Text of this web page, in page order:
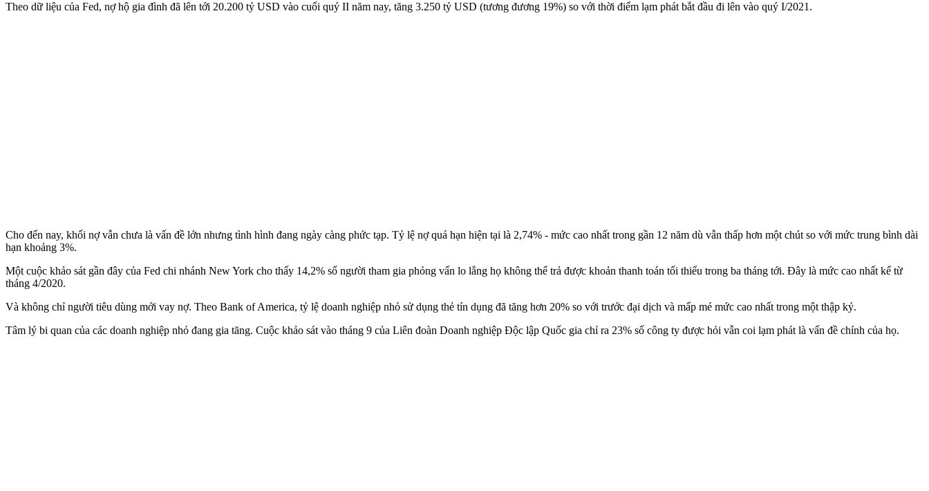
Theo dữ liệu của Fed, nợ hộ gia đình đã lên tới 20.200 tỷ USD vào cuối quý II năm nay, tăng 3.250 tỷ USD (tương đương 19%) so với thời điểm lạm phát bắt đầu đi lên vào quý I/2021.
Cho đến nay, khối nợ vẫn chưa là vấn đề lớn nhưng tình hình đang ngày càng phức tạp. Tỷ lệ nợ quá hạn hiện tại là 2,74% - mức cao nhất trong gần 12 năm dù vẫn thấp hơn một chút so với mức trung bình dài
hạn khoảng 3%.
Một cuộc khảo sát gần đây của Fed chi nhánh New York cho thấy 14,2% số người tham gia phỏng vấn lo lắng họ không thể trả được khoản thanh toán tối thiểu trong ba tháng tới. Đây là mức cao nhất kể từ
tháng 4/2020.
Và không chỉ người tiêu dùng mới vay nợ. Theo Bank of America, tỷ lệ doanh nghiệp nhỏ sử dụng thẻ tín dụng đã tăng hơn 20% so với trước đại dịch và mấp mé mức cao nhất trong một thập kỷ.
Tâm lý bi quan của các doanh nghiệp nhỏ đang gia tăng. Cuộc khảo sát vào tháng 9 của Liên đoàn Doanh nghiệp Độc lập Quốc gia chỉ ra 23% số công ty được hỏi vẫn coi lạm phát là vấn đề chính của họ.